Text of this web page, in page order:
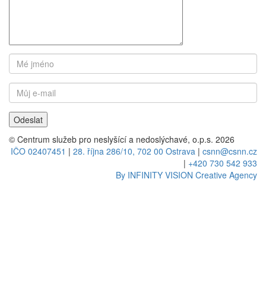
© Centrum služeb pro neslyšící a nedoslýchavé, o.p.s. 2026
IČO 02407451 | 28. října 286/10, 702 00 Ostrava | csnn@csnn.cz
| +420 730 542 933
By INFINITY VISION Creative Agency